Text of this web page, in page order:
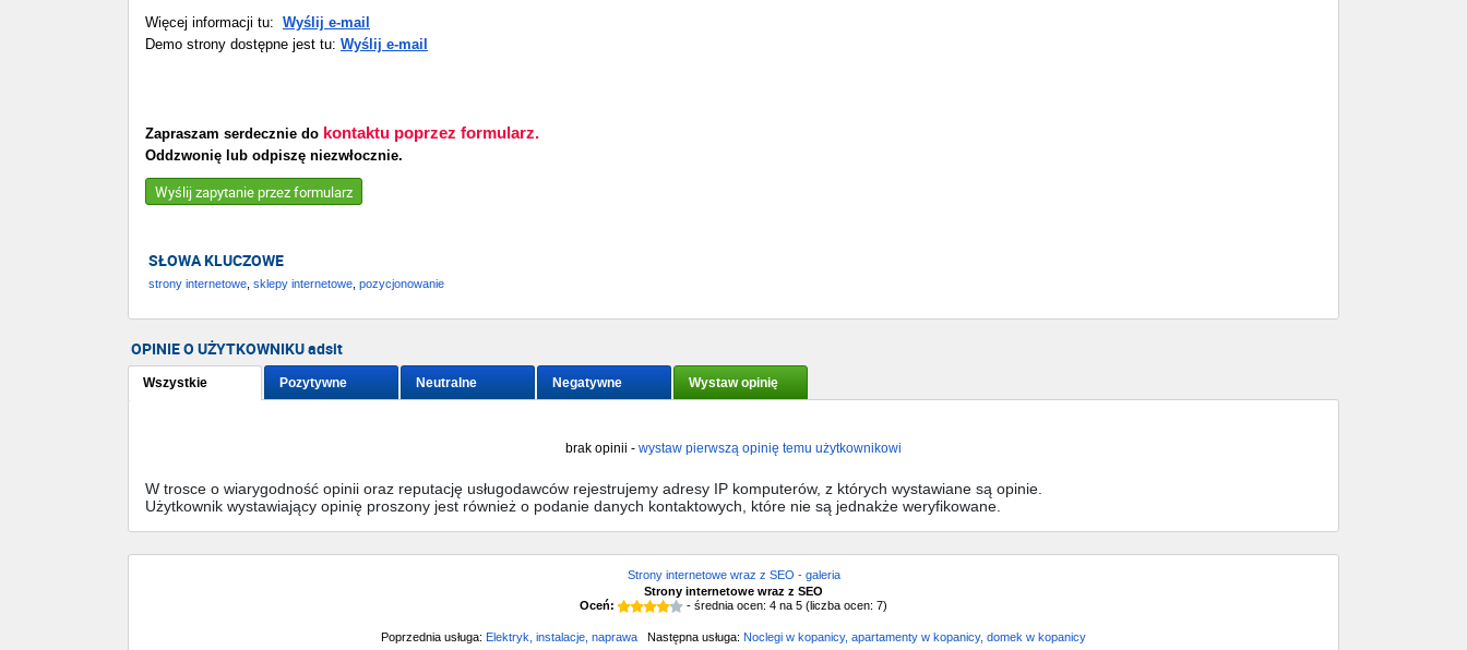
Więcej informacji tu: Wyślij e-mail
Demo strony dostępne jest tu: Wyślij e-mail
Zapraszam serdecznie do kontaktu poprzez formularz.
Oddzwonię lub odpiszę niezwłocznie.
Wyślij zapytanie przez formularz
SŁOWA KLUCZOWE
strony internetowe sklepy internetowe pozycjonowanie
OPINIE O UŻYTKOWNIKU adsit
Wszystkie Pozytywne Neutralne Negatywne Wystaw opinię
brak opinii - wystaw pierwszą opinię temu użytkownikowi
W trosce o wiarygodność opinii oraz reputację usługodawców rejestrujemy adresy IP komputerów, z których wystawiane są opinie.
Użytkownik wystawiający opinię proszony jest również o podanie danych kontaktowych, które nie są jednakże weryfikowane.
Strony internetowe wraz z SEO - galeria
Strony internetowe wraz z SEO
Oceń:
- średnia ocen: 4 na 5 (liczba ocen: 7)
Poprzednia usługa: Elektryk, instalacje, naprawa Następna usługa: Noclegi w kopanicy, apartamenty w kopanicy, domek w kopanicy